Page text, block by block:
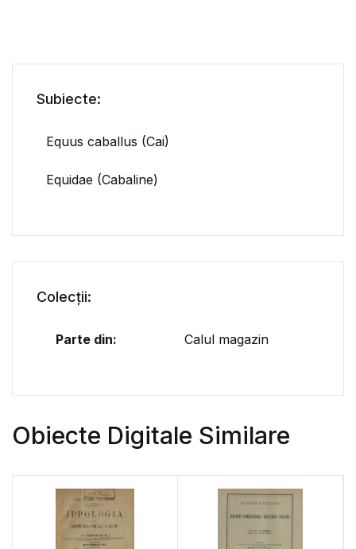
Subiecte:
Equus caballus (Cai)
Equidae (Cabaline)
Colecții:
Parte din: Calul magazin
Obiecte Digitale Similare